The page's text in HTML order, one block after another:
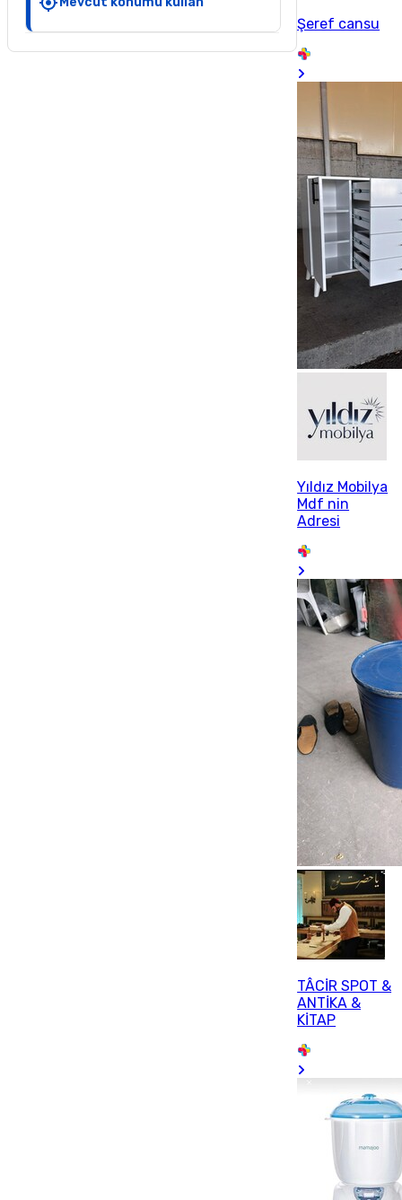
Şeref cansu
Yıldız Mobilya
Mdf nin
Adresi
TÂCİR SPOT &
ANTİKA &
KİTAP